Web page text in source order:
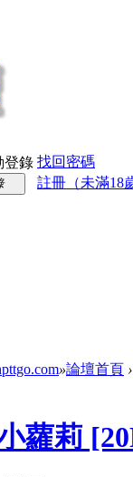
登錄 找回密碼
註冊（未滿18
»論壇首頁 ›
蘿莉